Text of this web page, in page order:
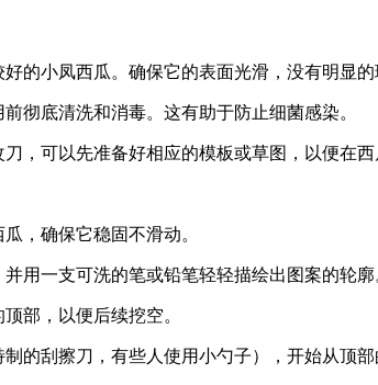
的小凤西瓜。确保它的表面光滑，没有明显的
彻底清洗和消毒。这有助于防止细菌感染。
，可以先准备好相应的模板或草图，以便在西
，确保它稳固不滑动。
用一支可洗的笔或铅笔轻轻描绘出图案的轮廓
部，以便后续挖空。
的刮擦刀，有些人使用小勺子），开始从顶